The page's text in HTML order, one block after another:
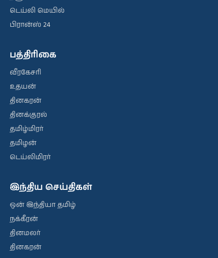
டெய்லி மெயில்
பிரான்ஸ் 24
பத்திரிகை
வீரகேசரி
உதயன்
தினகரன்
தினக்குரல்
தமிழ்மிரர்
தமிழன்
டெய்லிமிரர்
இந்திய செய்திகள்
ஒன் இந்தியா தமிழ்
நக்கீரன்
தினமலர்
தினகரன்